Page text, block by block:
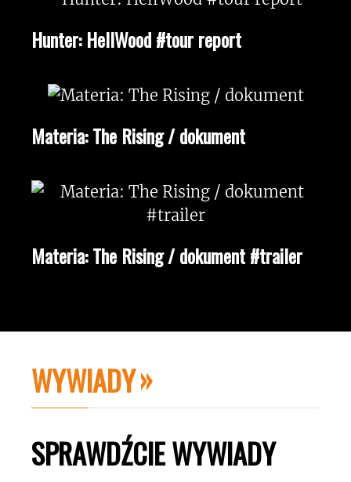
Hunter: HellWood #tour report
Materia: The Rising / dokument
Materia: The Rising / dokument #trailer
WYWIADY
SPRAWDŹCIE WYWIADY